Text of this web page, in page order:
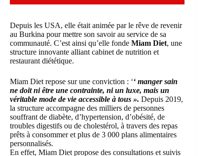
Depuis les USA, elle était animée par le rêve de revenir
au Burkina pour mettre son savoir au service de sa
communauté. C’est ainsi qu’elle fonde Miam Diet, une
structure innovante alliant cabinet de nutrition et
restaurant diététique.
Miam Diet repose sur une conviction : ‘‘ manger sain
ne doit ni être une contrainte, ni un luxe, mais un
véritable mode de vie accessible à tous ». Depuis 2019,
la structure accompagne des milliers de personnes
souffrant de diabète, d’hypertension, d’obésité, de
troubles digestifs ou de cholestérol, à travers des repas
prêts à consommer et plus de 3 000 plans alimentaires
personnalisés.
En effet, Miam Diet propose des consultations et suivis